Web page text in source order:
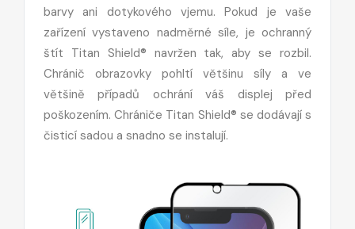
barvy ani dotykového vjemu. Pokud je vaše
zařízení vystaveno nadměrné síle, je ochranný
štít Titan Shield® navržen tak, aby se rozbil.
Chránič obrazovky pohltí většinu síly a ve
většině případů ochrání váš displej před
poškozením. Chrániče Titan Shield® se dodávají s
čisticí sadou a snadno se instalují.